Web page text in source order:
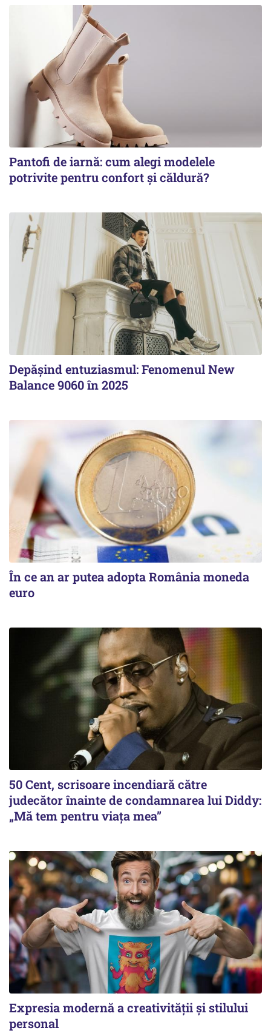
Pantofi de iarnă: cum alegi modelele
potrivite pentru confort și căldură?
Depășind entuziasmul: Fenomenul New
Balance 9060 în 2025
În ce an ar putea adopta România moneda
euro
50 Cent, scrisoare incendiară către
judecător înainte de condamnarea lui Diddy:
„Mă tem pentru viața mea”
Expresia modernă a creativității și stilului
personal